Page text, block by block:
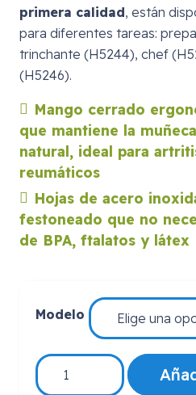
primera calidad, están
para diferentes tareas:
trinchante (H5244), chef
(H5246).
Mango cerrado
que mantiene la
natural, ideal para
reumáticos
Hojas de acero
festoneado que no
de BPA, ftalatos y látex
Modelo
CUCHILLOS
"REFLEX"